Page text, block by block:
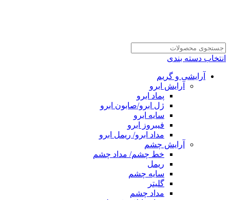
انتخاب دسته بندی
آرایشی و گریم
آرایش ابرو
پماد ابرو
ژل ابرو/صابون ابرو
سایه ابرو
فیبروز ابرو
مداد ابرو/ ریمل ابرو
آرایش چشم
خط چشم/ مداد چشم
ریمل
سایه چشم
گلیتر
مداد چشم